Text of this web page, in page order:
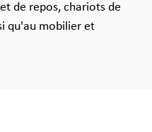
de repos, chariots de
qu'au mobilier et